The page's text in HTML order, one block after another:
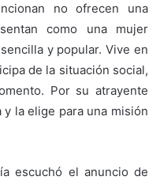
no ofrecen una
como una mujer
y popular. Vive en
de la situación social,
Por su atrayente
la elige para una misión
escuchó el anuncio de